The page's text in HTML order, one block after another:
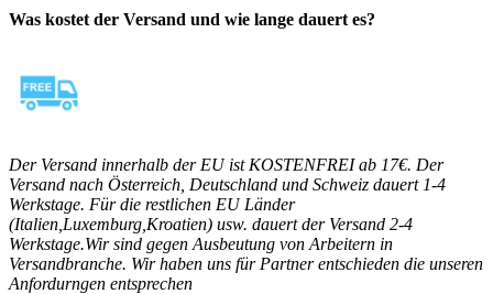
Was kostet der Versand und wie lange dauert es?
Der Versand innerhalb der EU ist KOSTENFREI ab 17€. Der
Versand nach Österreich, Deutschland und Schweiz dauert 1-4
Werkstage. Für die restlichen EU Länder
(Italien,Luxemburg,Kroatien) usw. dauert der Versand 2-4
Werkstage.Wir sind gegen Ausbeutung von Arbeitern in
Versandbranche. Wir haben uns für Partner entschieden die unseren
Anfordurngen entsprechen